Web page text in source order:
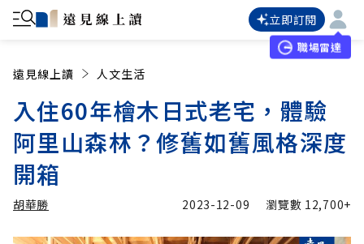
立即訂閱
職場雷達
遠見線上讀 人文生活
入住60年檜木日式老宅，體驗
阿里山森林？修舊如舊風格深度
開箱
胡華勝 2023-12-09 瀏覽數 12,700+